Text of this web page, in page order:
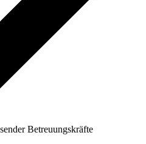
Betreuungskräfte